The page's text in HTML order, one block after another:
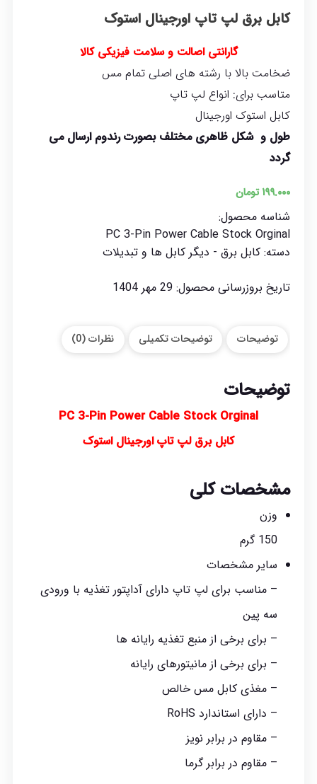
کابل برق لپ تاپ اورجینال استوک
گارانتی اصالت و سلامت فیزیکی کالا
ضخامت بالا با رشته های اصلی تمام مس
متاسب برای: انواع لپ تاپ
کابل استوک اورجینال
طول و شکل ظاهری مختلف بصورت رندوم ارسال می
گردد
۱۹۹.۰۰۰ تومان
شناسه محصول:
PC 3-Pin Power Cable Stock Orginal
دسته: کابل برق - دیگر کابل ها و تبدیلات
تاریخ بروزرسانی محصول: 29 مهر 1404
توضیحات توضیحات تکمیلی نظرات (0)
توضیحات
PC 3-Pin Power Cable Stock Orginal
کابل برق لپ تاپ اورجینال استوک
مشخصات کلی
وزن
150 گرم
سایر مشخصات
– مناسب برای لپ تاپ دارای آداپتور تغذیه با ورودی
سه پین
– برای برخی از منبع تغذیه رایانه ها
– برای برخی از مانیتورهای رایانه
– مغذی کابل مس خالص
– دارای استاندارد RoHS
– مقاوم در برابر نویز
– مقاوم در برابر گرما